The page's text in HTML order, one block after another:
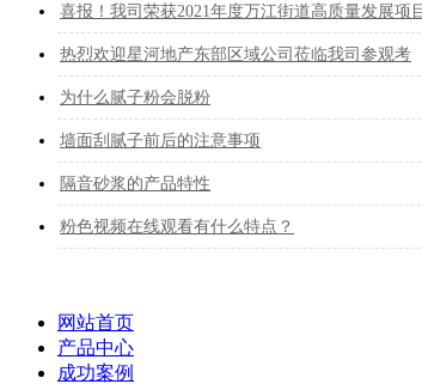
喜报！我司荣获2021年度万江街道高质量发展项
热烈欢迎星河地产东部区域公司莅临我司参观考
为什么腻子粉会脱粉
墙面刮腻子前后的注意事项
隔音砂浆的产品特性
粉色视频在线观看有什么特点？
网站首页
产品中心
成功案例